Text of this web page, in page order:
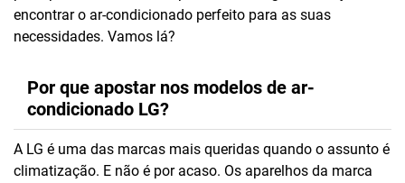
encontrar o ar-condicionado perfeito para as suas
necessidades. Vamos lá?
Por que apostar nos modelos de ar-
condicionado LG?
A LG é uma das marcas mais queridas quando o assunto é
climatização. E não é por acaso. Os aparelhos da marca